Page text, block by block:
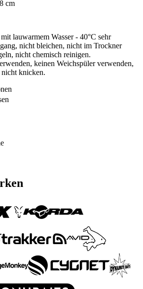
cm
lauwarmem Wasser - 40°C sehr
nicht bleichen, nicht im Trockner
nicht chemisch reinigen.
keinen Weichspüler verwenden,
knicken.